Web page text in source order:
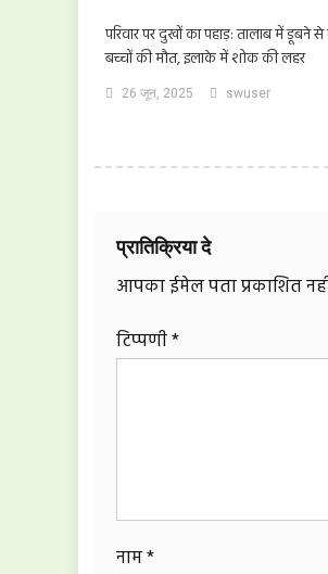
परिवार पर दुखों का पहाड़: तालाब में डूबने से
बच्चों की मौत, इलाके में शोक की लहर
26 जून, 2025 swuser
प्रातिक्रिया दे
आपका ईमेल पता प्रकाशित
टिप्पणी*
नाम*